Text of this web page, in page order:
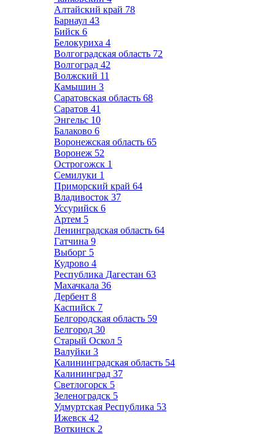
Алтайский край 78
Барнаул 43
Бийск 6
Белокуриха 4
Волгоградская область 72
Волгоград 42
Волжский 11
Камышин 3
Саратовская область 68
Саратов 41
Энгельс 10
Балаково 6
Воронежская область 65
Воронеж 52
Острогожск 1
Семилуки 1
Приморский край 64
Владивосток 37
Уссурийск 6
Артем 5
Ленинградская область 64
Гатчина 9
Выборг 5
Кудрово 4
Республика Дагестан 63
Махачкала 36
Дербент 8
Каспийск 7
Белгородская область 59
Белгород 30
Старый Оскол 5
Валуйки 3
Калининградская область 54
Калининград 37
Светлогорск 5
Зеленоградск 5
Удмуртская Республика 53
Ижевск 42
Воткинск 2